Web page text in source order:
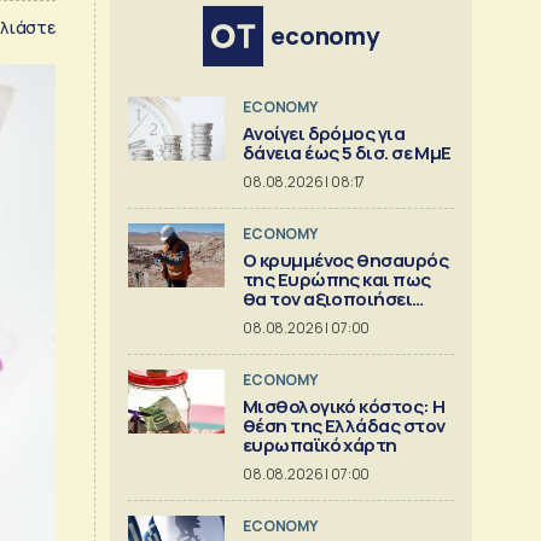
economy
ECONOMY
Aνοίγει δρόμος για
δάνεια έως 5 δισ. σε ΜμΕ
08.08.2026 | 08:17
ECONOMY
Ο κρυμμένος θησαυρός
της Ευρώπης και πως
θα τον αξιοποιήσει
[γράφημα]
08.08.2026 | 07:00
ECONOMY
Μισθολογικό κόστος: Η
θέση της Ελλάδας στον
ευρωπαϊκό χάρτη
08.08.2026 | 07:00
ECONOMY